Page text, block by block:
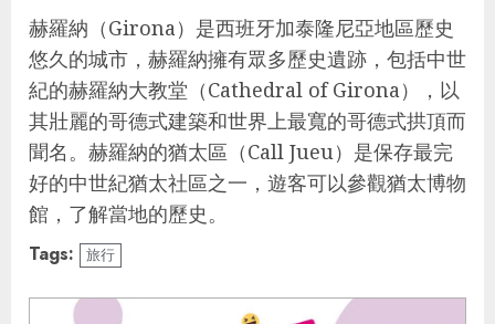
赫羅納（Girona）是西班牙加泰隆尼亞地區歷史
悠久的城市，赫羅納擁有眾多歷史遺跡，包括中世
紀的赫羅納大教堂（Cathedral of Girona），以
其壯麗的哥德式建築和世界上最寬的哥德式拱頂而
聞名。赫羅納的猶太區（Call Jueu）是保存最完
好的中世紀猶太社區之一，遊客可以參觀猶太博物
館，了解當地的歷史。
Tags: 旅行